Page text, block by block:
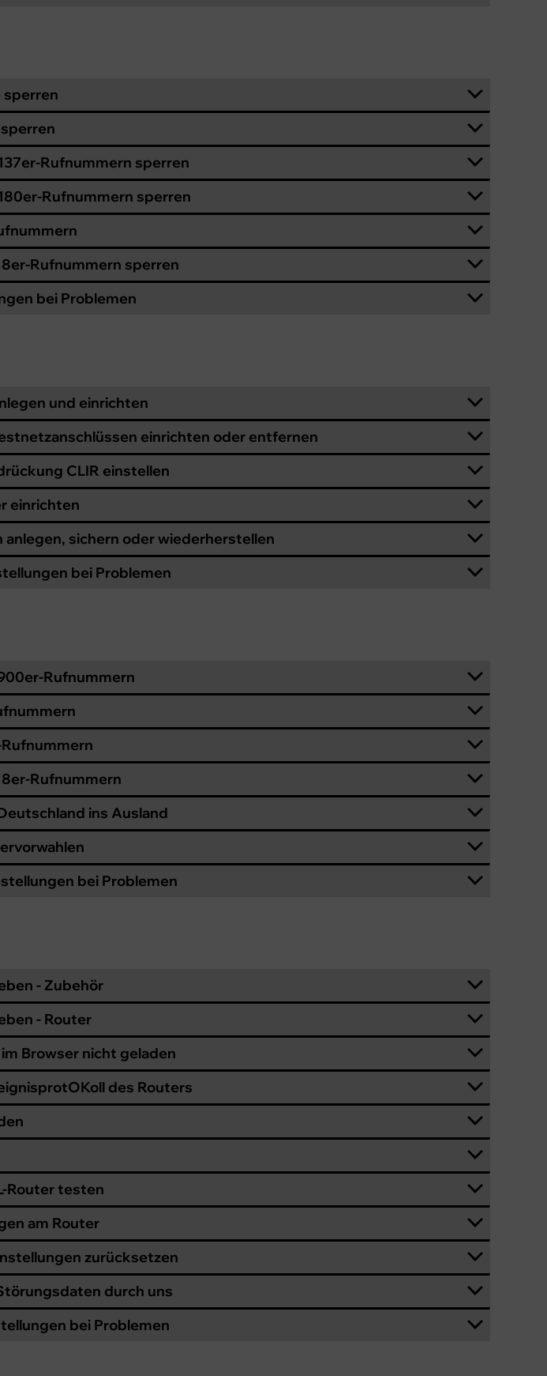
sperren
Rufnummern sperren
Rufnummern sperren
Rufnummern sperren
bei Problemen
und einrichten
einrichten oder entfernen
CLIR einstellen
einrichten
sichern oder wiederherstellen
bei Problemen
Rufnummern
Rufnummern
ins Ausland
bei Problemen
- Zubehör
- Router
Browser nicht geladen
des Routers
Router testen
am Router
zurücksetzen
durch uns
bei Problemen